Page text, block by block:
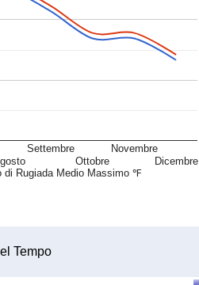
di Rugiada Medio Massimo ℉
Settembre
Ottobre
Novembre
Dicembre
Tempo